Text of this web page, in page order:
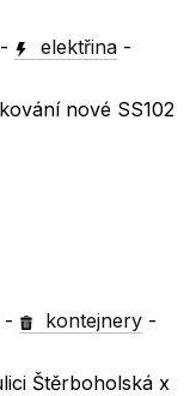
- elektřina -
nové SS102
- kontejnery -
Štěrboholská x